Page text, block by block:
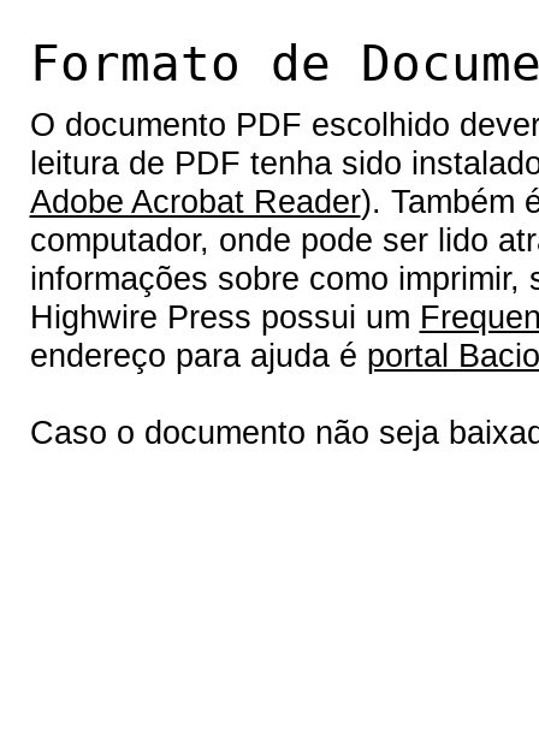
Formato de
O documento PDF escolhido
leitura de PDF tenha sido
Adobe Acrobat Reader). Também
computador, onde pode ser lido
informações sobre como
Highwire Press possui um
endereço para ajuda é portal
Caso o documento não seja